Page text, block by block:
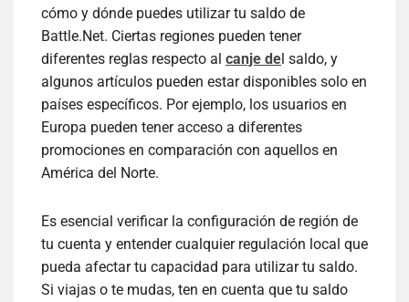
cómo y dónde puedes utilizar tu saldo de
Battle.Net. Ciertas regiones pueden tener
diferentes reglas respecto al canje del saldo, y
algunos artículos pueden estar disponibles solo en
países específicos. Por ejemplo, los usuarios en
Europa pueden tener acceso a diferentes
promociones en comparación con aquellos en
América del Norte.
Es esencial verificar la configuración de región de
tu cuenta y entender cualquier regulación local que
pueda afectar tu capacidad para utilizar tu saldo.
Si viajas o te mudas, ten en cuenta que tu saldo